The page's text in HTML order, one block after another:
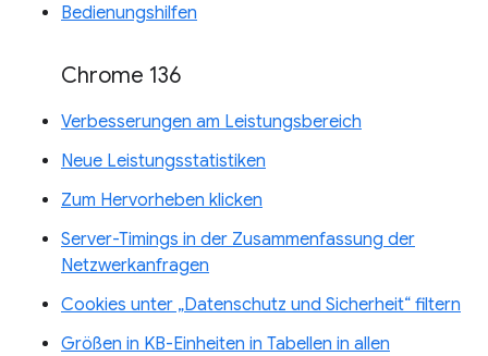
Bedienungshilfen
Chrome 136
Verbesserungen am Leistungsbereich
Neue Leistungsstatistiken
Zum Hervorheben klicken
Server-Timings in der Zusammenfassung der
Netzwerkanfragen
Cookies unter „Datenschutz und Sicherheit“ filtern
Größen in KB-Einheiten in Tabellen in allen